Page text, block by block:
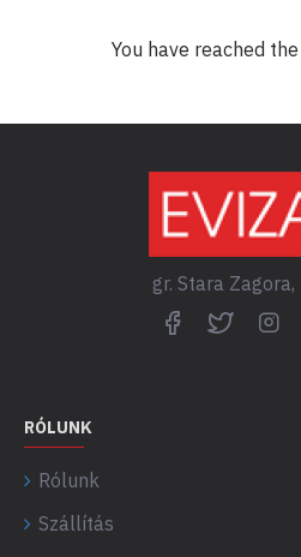
You have reached
gr. Stara
RÓLUNK
Rólunk
Szállítás